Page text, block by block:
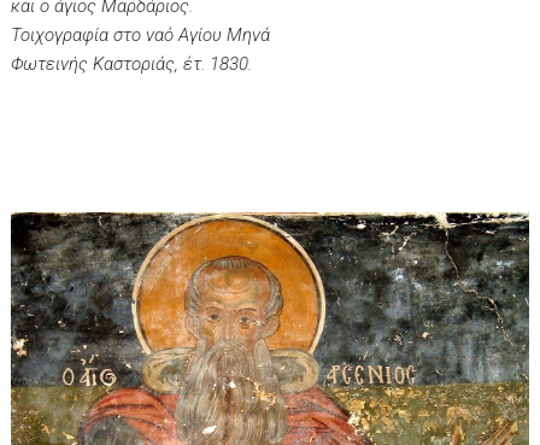
και ο άγιος Μαρδάριος.
Τοιχογραφία στο ναό Αγίου Μηνά
Φωτεινής Καστοριάς, έτ. 1830.